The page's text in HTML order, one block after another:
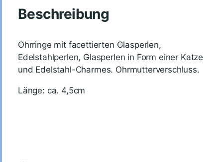
Beschreibung
Ohrringe mit facettierten Glasperlen,
Edelstahlperlen, Glasperlen in Form einer Katze
und Edelstahl-Charmes. Ohrmutterverschluss.
Länge: ca. 4,5cm